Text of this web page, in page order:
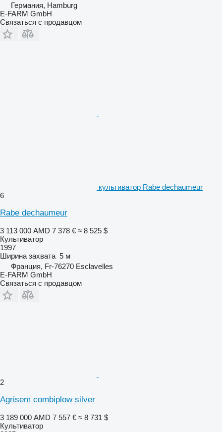
Германия, Hamburg
E-FARM GmbH
Связаться с продавцом
культиватор Rabe dechaumeur
6
Rabe dechaumeur
3 113 000 AMD 7 378 € ≈ 8 525 $
Культиватор
1997
Ширина захвата 5 м
Франция, Fr-76270 Esclavelles
E-FARM GmbH
Связаться с продавцом
2
Agrisem combiplow silver
3 189 000 AMD 7 557 € ≈ 8 731 $
Культиватор